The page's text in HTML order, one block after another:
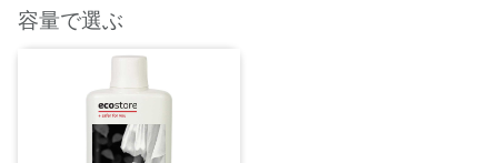
容量で選ぶ